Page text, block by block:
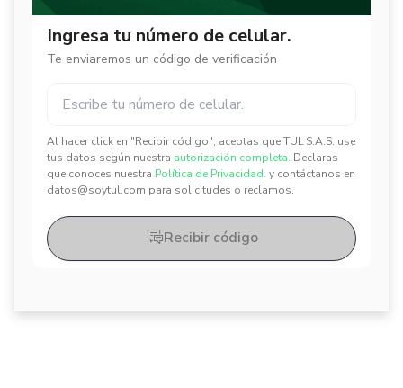
Ingresa tu número de celular.
Te enviaremos un código de verificación
Al hacer click en "Recibir código", aceptas que TUL S.A.S. use
tus datos según nuestra autorización completa. Declaras
que conoces nuestra Política de Privacidad. y contáctanos en
datos@soytul.com para solicitudes o reclamos.
✕
✕
Recibir código